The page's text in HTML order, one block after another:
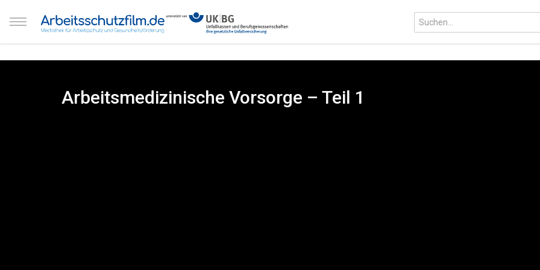
Arbeitsmedizinische Vorsorge – Teil 1